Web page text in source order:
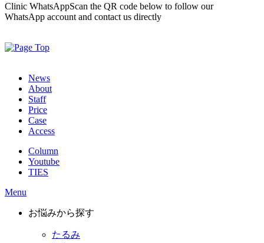
Clinic WhatsAppScan the QR code below to follow our
WhatsApp account and contact us directly
News
About
Staff
Price
Case
Access
Column
Youtube
TIES
Menu
お悩みから探す
たるみ